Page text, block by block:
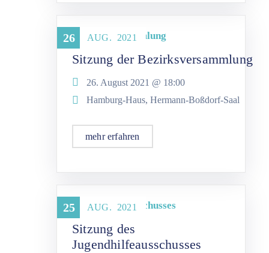
26 AUG. 2021
Bezirksversammlung
Sitzung der Bezirksversammlung
26. August 2021 @ 18:00
Hamburg-Haus, Hermann-Boßdorf-Saal
mehr erfahren
25 AUG. 2021
Jugendhilfeausschusses
Sitzung des
Jugendhilfeausschusses